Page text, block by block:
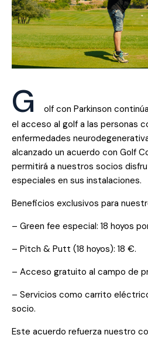
G
olf con Parkinson
el acceso al golf a las personas
enfermedades
alcanzado un acuerdo con Golf
permitirá a nuestros socios
especiales en sus instalaciones.
Beneficios exclusivos para
– Green fee especial: 18 hoyos
– Pitch & Putt (18 hoyos): 18 €.
– Acceso gratuito al campo de
– Servicios como carrito
socio.
Este acuerdo refuerza nuestro